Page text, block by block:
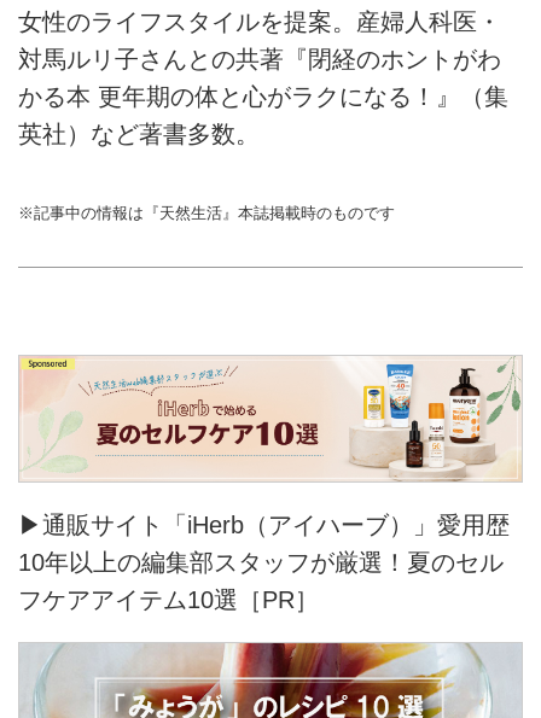
女性のライフスタイルを提案。産婦人科医・
対馬ルリ子さんとの共著『閉経のホントがわ
かる本 更年期の体と心がラクになる！』（集
英社）など著書多数。
※記事中の情報は『天然生活』本誌掲載時のものです
▶通販サイト「iHerb（アイハーブ）」愛用歴
10年以上の編集部スタッフが厳選！夏のセル
フケアアイテム10選［PR］